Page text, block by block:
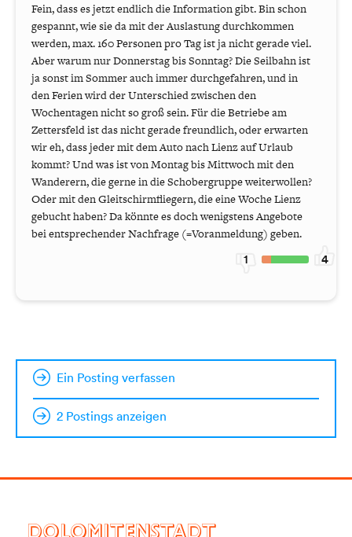
Fein, dass es jetzt endlich die Information gibt. Bin schon
gespannt, wie sie da mit der Auslastung durchkommen
werden, max. 160 Personen pro Tag ist ja nicht gerade viel.
Aber warum nur Donnerstag bis Sonntag? Die Seilbahn ist
ja sonst im Sommer auch immer durchgefahren, und in
den Ferien wird der Unterschied zwischen den
Wochentagen nicht so groß sein. Für die Betriebe am
Zettersfeld ist das nicht gerade freundlich, oder erwarten
wir eh, dass jeder mit dem Auto nach Lienz auf Urlaub
kommt? Und was ist von Montag bis Mittwoch mit den
Wanderern, die gerne in die Schobergruppe weiterwollen?
Oder mit den Gleitschirmfliegern, die eine Woche Lienz
gebucht haben? Da könnte es doch wenigstens Angebote
bei entsprechender Nachfrage (=Voranmeldung) geben.
1 4
Ein Posting verfassen
2 Postings anzeigen